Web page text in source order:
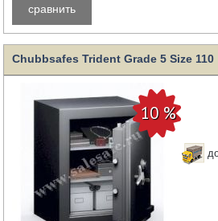
сравнить
Chubbsafes Trident Grade 5 Size 110